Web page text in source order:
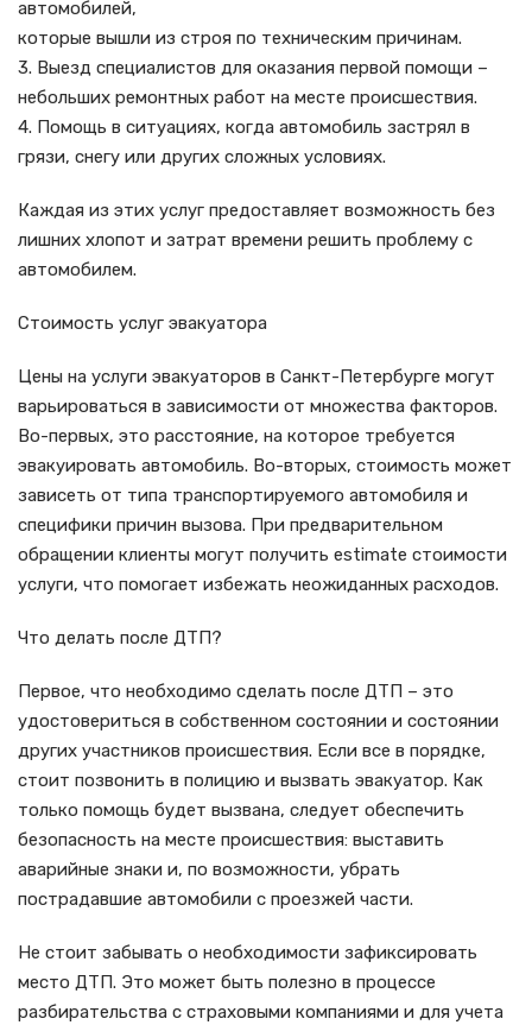
автомобилей,
которые вышли из строя по техническим причинам.
3. Выезд специалистов для оказания первой помощи –
небольших ремонтных работ на месте происшествия.
4. Помощь в ситуациях, когда автомобиль застрял в
грязи, снегу или других сложных условиях.
Каждая из этих услуг предоставляет возможность без
лишних хлопот и затрат времени решить проблему с
автомобилем.
Стоимость услуг эвакуатора
Цены на услуги эвакуаторов в Санкт-Петербурге могут
варьироваться в зависимости от множества факторов.
Во-первых, это расстояние, на которое требуется
эвакуировать автомобиль. Во-вторых, стоимость может
зависеть от типа транспортируемого автомобиля и
специфики причин вызова. При предварительном
обращении клиенты могут получить estimate стоимости
услуги, что помогает избежать неожиданных расходов.
Что делать после ДТП?
Первое, что необходимо сделать после ДТП – это
удостовериться в собственном состоянии и состоянии
других участников происшествия. Если все в порядке,
стоит позвонить в полицию и вызвать эвакуатор. Как
только помощь будет вызвана, следует обеспечить
безопасность на месте происшествия: выставить
аварийные знаки и, по возможности, убрать
пострадавшие автомобили с проезжей части.
Не стоит забывать о необходимости зафиксировать
место ДТП. Это может быть полезно в процессе
разбирательства с страховыми компаниями и для учета